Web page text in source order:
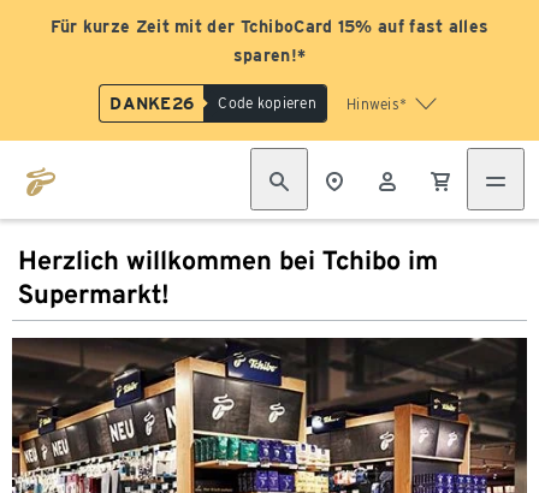
Für kurze Zeit mit der TchiboCard 15% auf fast alles
sparen!*
DANKE26 Code kopieren Hinweis*
Herzlich willkommen bei Tchibo im
Supermarkt!